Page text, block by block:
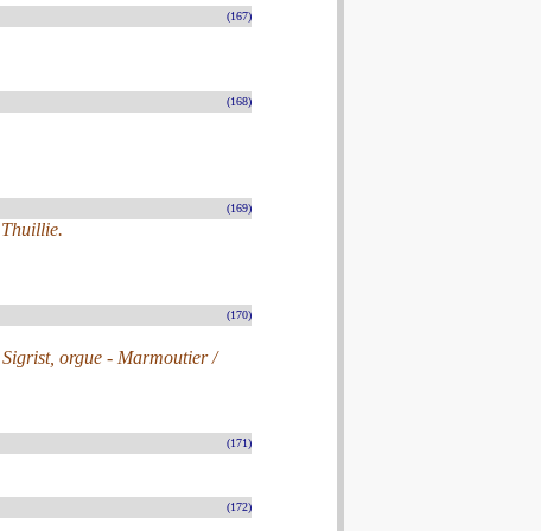
(167)
(168)
(169)
(170)
orgue - Marmoutier /
(171)
(172)